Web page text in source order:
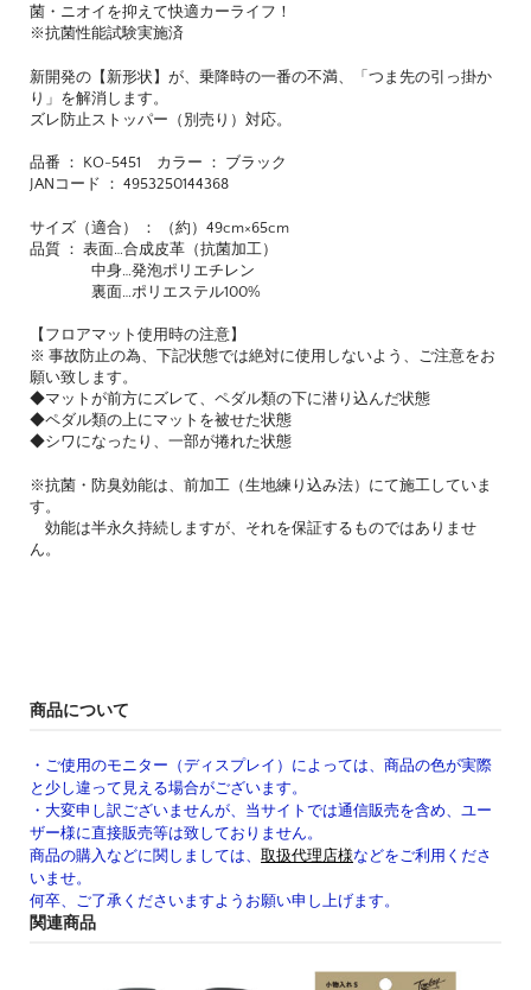
菌・ニオイを抑えて快適カーライフ！
※抗菌性能試験実施済
新開発の【新形状】が、乗降時の一番の不満、「つま先の引っ掛か
り」を解消します。
ズレ防止ストッパー（別売り）対応。
品番 ： KO-5451 カラー ： ブラック
JANコード ： 4953250144368
サイズ（適合） ： （約）49cm×65cm
品質 ： 表面…合成皮革（抗菌加工）
中身…発泡ポリエチレン
裏面…ポリエステル100%
【フロアマット使用時の注意】
※ 事故防止の為、下記状態では絶対に使用しないよう、ご注意をお
願い致します。
◆マットが前方にズレて、ペダル類の下に潜り込んだ状態
◆ペダル類の上にマットを被せた状態
◆シワになったり、一部が捲れた状態
※抗菌・防臭効能は、前加工（生地練り込み法）にて施工していま
す。
効能は半永久持続しますが、それを保証するものではありませ
ん。
商品について
・ご使用のモニター（ディスプレイ）によっては、商品の色が実際
と少し違って見える場合がございます。
・大変申し訳ございませんが、当サイトでは通信販売を含め、ユー
ザー様に直接販売等は致しておりません。
商品の購入などに関しましては、 取扱代理店様などをご利用くださ
いませ。
何卒、ご了承くださいますようお願い申し上げます。
関連商品